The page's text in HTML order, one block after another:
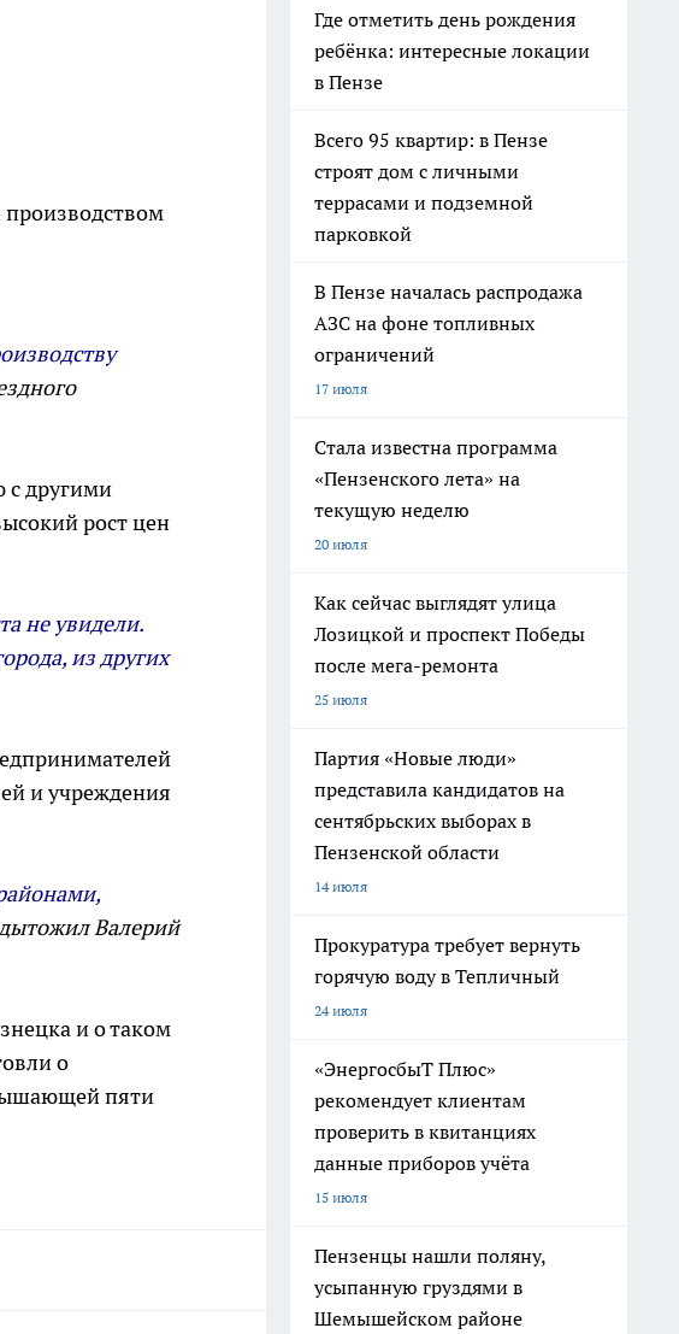
с другими
рост цен
не увидели.
из других
и учреждения
Валерий
и о таком
о
пяти
Где отметить день рождения
ребёнка: интересные локации
в Пензе
Всего 95 квартир: в Пензе
строят дом с личными
террасами и подземной
парковкой
В Пензе началась распродажа
АЗС на фоне топливных
ограничений
17 июля
Стала известна программа
«Пензенского лета» на
текущую неделю
20 июля
Как сейчас выглядят улица
Лозицкой и проспект Победы
после мега-ремонта
25 июля
Партия «Новые люди»
представила кандидатов на
сентябрьских выборах в
Пензенской области
14 июля
Прокуратура требует вернуть
горячую воду в Тепличный
24 июля
«ЭнергосбыТ Плюс»
рекомендует клиентам
проверить в квитанциях
данные приборов учёта
15 июля
Пензенцы нашли поляну,
усыпанную груздями в
Шемышейском районе